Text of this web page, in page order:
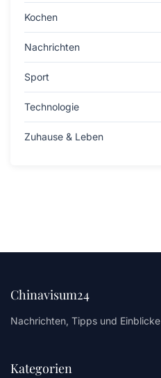
Kochen
Nachrichten
Sport
Technologie
Zuhause & Leben
Chinavisum24
Nachrichten, Tipps und Einblicke
Kategorien